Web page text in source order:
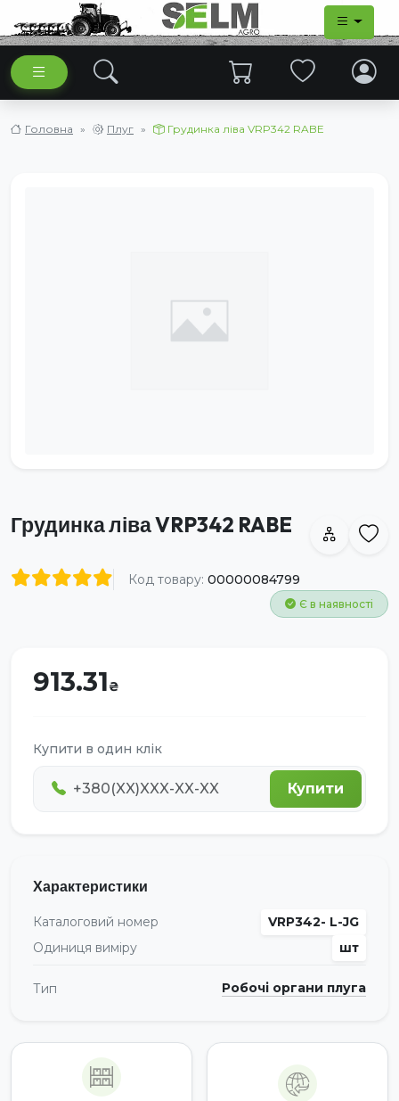
Головна Плуг Грудинка ліва VRP342 RABE
Грудинка ліва VRP342 RABE
Код товару: 00000084799
Є в наявності
913.31
Купити в один клік
Купити
Характеристики
Каталоговий номер
VRP342- L-JG
Одиниця виміру
шт
Тип Робочі органи плуга